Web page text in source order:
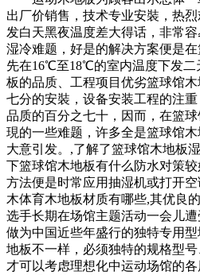
出厂价销售，技术专业安裝，热
发白天黑夜温度差大得话，非常
湿冷难题，好是的解决方案便是
先在16℃至18℃的室内温度下发二
板的品质、工程项目优劣篮球馆
七分的安裝，设备安装工程的注
品质的百分之七十，因而，在篮
現的一些难题，许多全是篮球馆
大意引发。,了解了篮球馆木地板
下篮球馆木地板有什么防水对策
方法便是时常应用抽湿机或打开
木体育木地板材质有哪些,其优良
选手长期在场馆主题活动一会儿
做为中国近些年盛行的独特专用
地板不一样，必须独特的规格型
才可以考虑理想化中运动场馆的